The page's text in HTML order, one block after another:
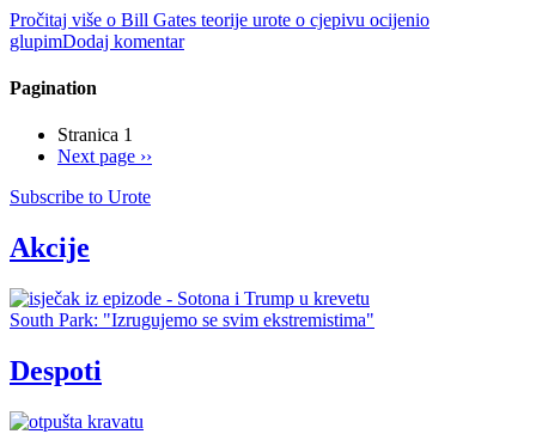
Pročitaj više o Bill Gates teorije urote o cjepivu ocijenio
glupimDodaj komentar
Pagination
Stranica 1
Next page ››
Subscribe to Urote
Akcije
South Park: "Izrugujemo se svim ekstremistima"
Despoti